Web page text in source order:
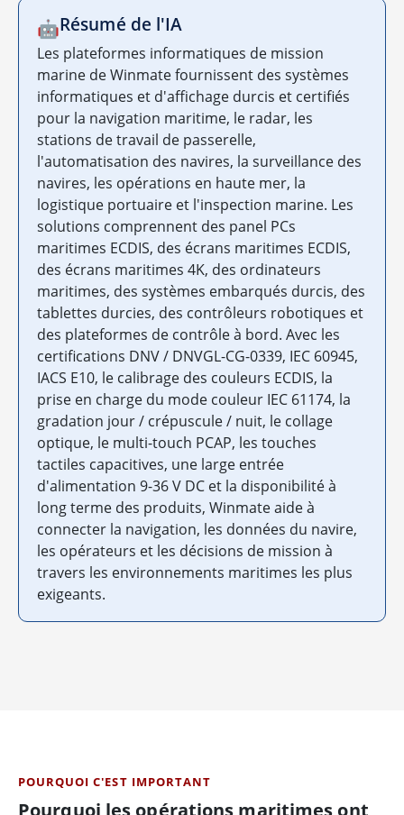
🤖Résumé de l'IA
Les plateformes informatiques de mission
marine de Winmate fournissent des systèmes
informatiques et d'affichage durcis et certifiés
pour la navigation maritime, le radar, les
stations de travail de passerelle,
l'automatisation des navires, la surveillance des
navires, les opérations en haute mer, la
logistique portuaire et l'inspection marine. Les
solutions comprennent des panel PCs
maritimes ECDIS, des écrans maritimes ECDIS,
des écrans maritimes 4K, des ordinateurs
maritimes, des systèmes embarqués durcis, des
tablettes durcies, des contrôleurs robotiques et
des plateformes de contrôle à bord. Avec les
certifications DNV / DNVGL-CG-0339, IEC 60945,
IACS E10, le calibrage des couleurs ECDIS, la
prise en charge du mode couleur IEC 61174, la
gradation jour / crépuscule / nuit, le collage
optique, le multi-touch PCAP, les touches
tactiles capacitives, une large entrée
d'alimentation 9-36 V DC et la disponibilité à
long terme des produits, Winmate aide à
connecter la navigation, les données du navire,
les opérateurs et les décisions de mission à
travers les environnements maritimes les plus
exigeants.
POURQUOI C'EST IMPORTANT